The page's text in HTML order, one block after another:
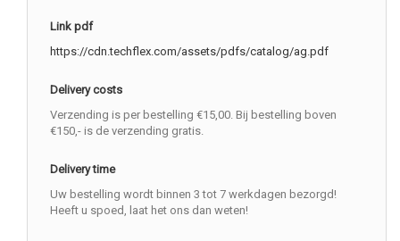
Link pdf
https://cdn.techflex.com/assets/pdfs/catalog/ag.pdf
Delivery costs
Verzending is per bestelling €15,00. Bij bestelling boven
€150,- is de verzending gratis.
Delivery time
Uw bestelling wordt binnen 3 tot 7 werkdagen bezorgd!
Heeft u spoed, laat het ons dan weten!